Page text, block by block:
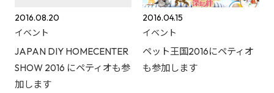
2016.08.20
イベント
JAPAN DIY HOMECENTER
SHOW 2016 にペティオも参
加します
2016.04.15
イベント
ペット王国2016にペティオ
も参加します